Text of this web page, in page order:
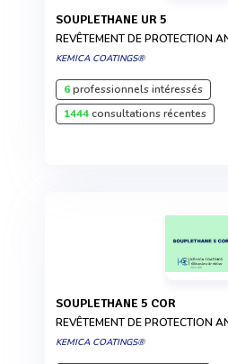
SOUPLETHANE UR 5
REVÊTEMENT DE PROTECTION
KEMICA COATINGS®
6professionnels intéressés
1444consultations récentes
SOUPLETHANE 5 COR
REVÊTEMENT DE PROTECTION
KEMICA COATINGS®